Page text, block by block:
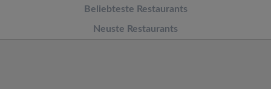
Beliebteste Restaurants
Neuste Restaurants